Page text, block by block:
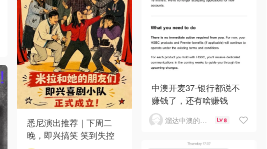
中澳开麦37-银行都说不
赚钱了，还有啥赚钱
溜达中澳的王公子 8
悉尼演出推荐｜下周二
晚，即兴搞笑 笑到失控